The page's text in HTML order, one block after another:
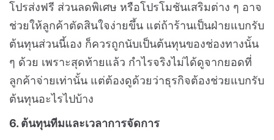
โปรส่งฟรี ส่วนลดพิเศษ หรือโปรโมชันเสริมต่าง ๆ อาจ
ช่วยให้ลูกค้าตัดสินใจง่ายขึ้น แต่ถ้าร้านเป็นฝ่ายแบกรับ
ต้นทุนส่วนนี้เอง ก็ควรถูกนับเป็นต้นทุนของช่องทางนั้น
ๆ ด้วย เพราะสุดท้ายแล้ว กำไรจริงไม่ได้ดูจากยอดที่
ลูกค้าจ่ายเท่านั้น แต่ต้องดูด้วยว่าธุรกิจต้องช่วยแบกรับ
ต้นทุนอะไรไปบ้าง
6. ต้นทุนทีมและเวลาการจัดการ